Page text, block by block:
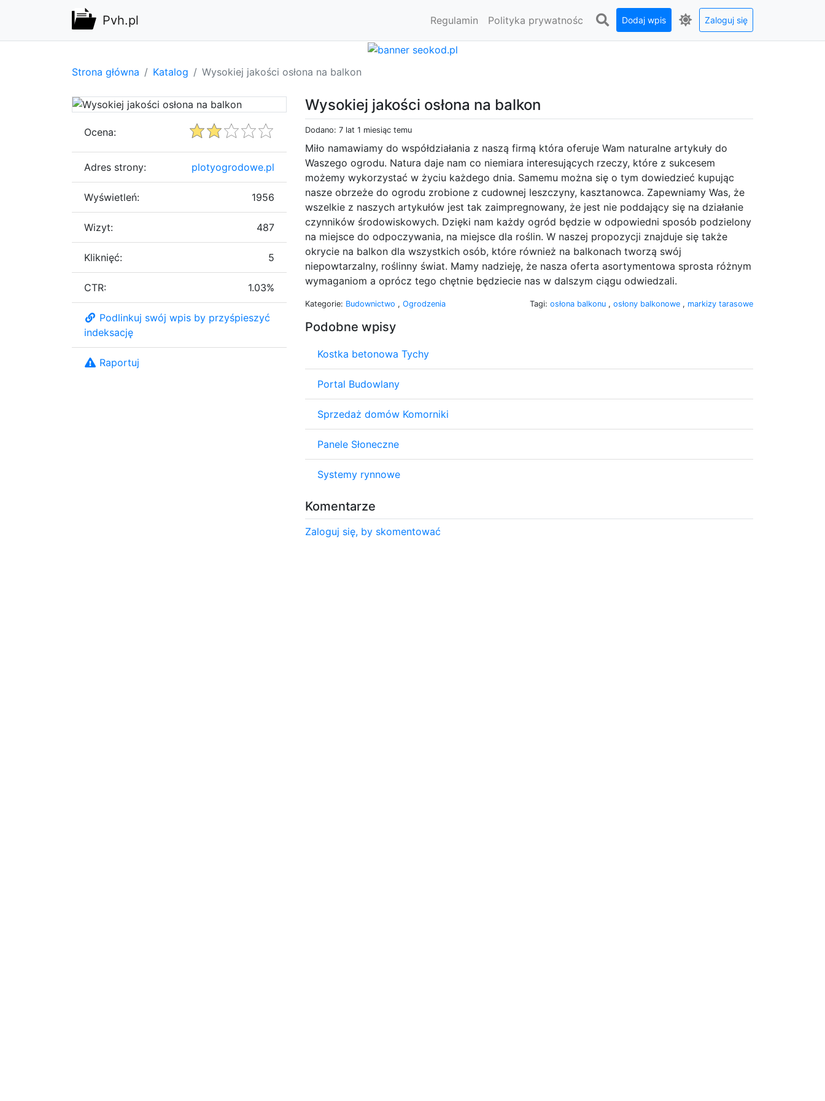
Pvh.pl Regulamin Polityka prywatnośc Dodaj wpis Zaloguj się
Strona główna Katalog Wysokiej jakości osłona na balkon
Wysokiej jakości osłona na balkon
Dodano: 7 lat 1 miesiąc temu
Miło namawiamy do współdziałania z naszą firmą która oferuje Wam naturalne artykuły do
Waszego ogrodu. Natura daje nam co niemiara interesujących rzeczy, które z sukcesem
możemy wykorzystać w życiu każdego dnia. Samemu można się o tym dowiedzieć kupując
nasze obrzeże do ogrodu zrobione z cudownej leszczyny, kasztanowca. Zapewniamy Was, że
wszelkie z naszych artykułów jest tak zaimpregnowany, że jest nie poddający się na działanie
czynników środowiskowych. Dzięki nam każdy ogród będzie w odpowiedni sposób podzielony
na miejsce do odpoczywania, na miejsce dla roślin. W naszej propozycji znajduje się także
okrycie na balkon dla wszystkich osób, które również na balkonach tworzą swój
niepowtarzalny, roślinny świat. Mamy nadzieję, że nasza oferta asortymentowa sprosta różnym
wymaganiom a oprócz tego chętnie będziecie nas w dalszym ciągu odwiedzali.
Kategorie: Budownictwo , Ogrodzenia Tagi: osłona balkonu , osłony balkonowe , markizy tarasowe
Podobne wpisy
Kostka betonowa Tychy
Portal Budowlany
Sprzedaż domów Komorniki
Panele Słoneczne
Systemy rynnowe
Komentarze
Zaloguj się, by skomentować
Ocena:
Adres strony: plotyogrodowe.pl
Wyświetleń: 1956
Wizyt: 487
Kliknięć: 5
CTR: 1.03%
Podlinkuj swój wpis by przyśpieszyć
indeksację
Raportuj